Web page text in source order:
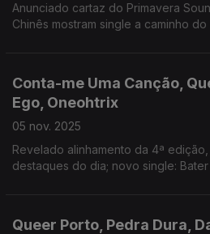
Anunciado cartaz do Primavera
Chinês mostram single a caminho
Conta-me Uma Canção,
Ego, Oneohtrix
05 nov. 2025
Revelado alinhamento da 4ª
destaques do dia; novo single:
Queer Porto, Pedra Dura,